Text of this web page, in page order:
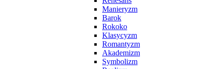
Manieryzm
Barok
Rokoko
Klasycyzm
Romantyzm
Akademizm
Symbolizm